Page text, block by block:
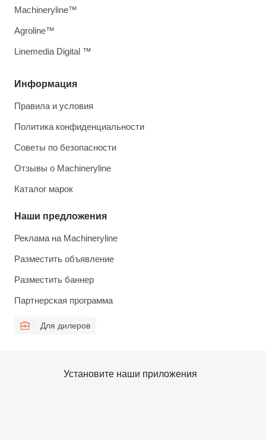
Информация
Правила и условия
Политика конфиденциальности
Советы по безопасности
Отзывы о Machineryline
Каталог марок
Наши предложения
Реклама на Machineryline
Разместить объявление
Разместить баннер
Партнерская программа
Для дилеров
Machineryline™
Agroline™
Linemedia Digital ™
Установите наши приложения